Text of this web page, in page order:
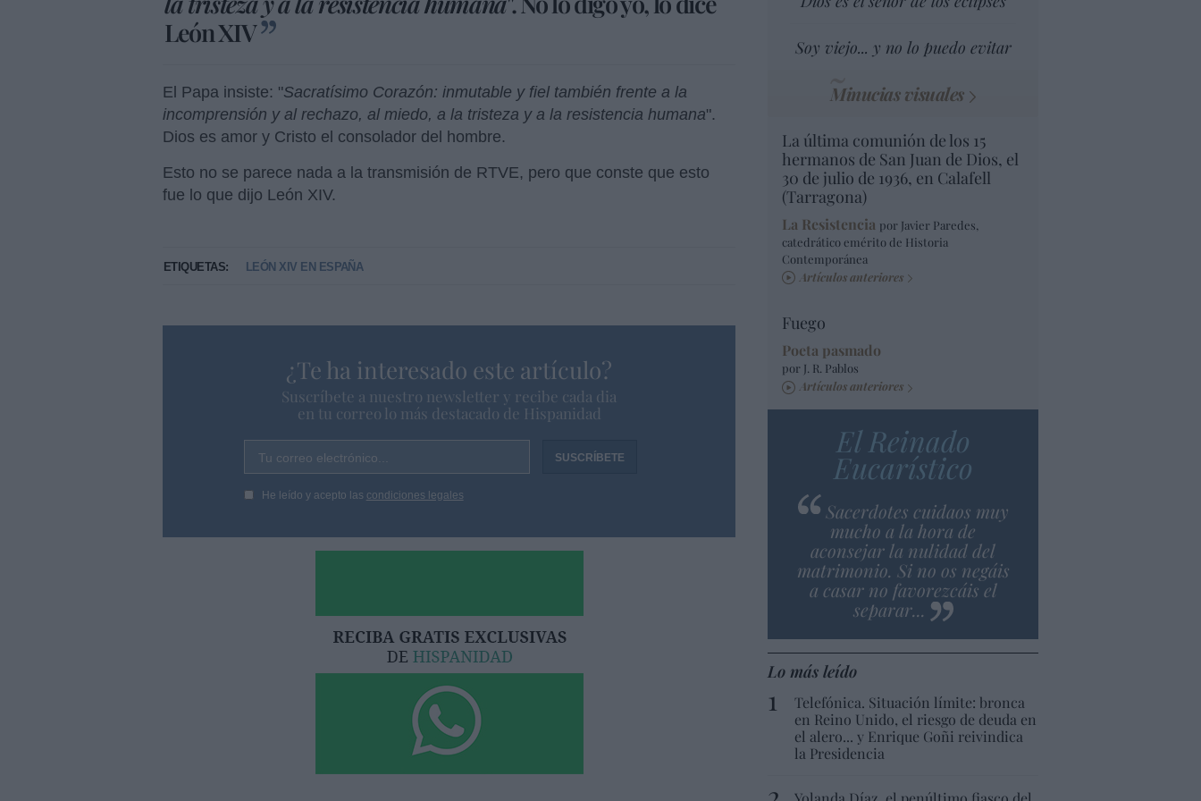
León XIV
El Papa insiste: "Sacratísimo Corazón: inmutable y fiel también frente a la
incomprensión y al rechazo, al miedo, a la tristeza y a la resistencia humana".
Dios es amor y Cristo el consolador del hombre.
Esto no se parece nada a la transmisión de RTVE, pero que conste que esto
fue lo que dijo León XIV.
ETIQUETAS: LEÓN XIV EN ESPAÑA
¿Te ha interesado este artículo?
Suscríbete a nuestro newsletter y recibe cada dia
en tu correo lo más destacado de Hispanidad
Tu correo electrónico...
He leído y acepto las condiciones legales
Soy viejo... y no lo puedo evitar
Minucias visuales
La última comunión de los 15
hermanos de San Juan de Dios, el
30 de julio de 1936, en Calafell
(Tarragona)
La Resistencia por Javier Paredes,
catedrático emérito de Historia
Contemporánea
Artículos anteriores
Fuego
Poeta pasmado
por J. R. Pablos
Artículos anteriores
El Reinado
Eucarístico
Sacerdotes cuidaos muy
mucho a la hora de
aconsejar la nulidad del
matrimonio. Si no os negáis
a casar no favorezcáis el
separar...
Lo más leído
Telefónica. Situación límite: bronca
en Reino Unido, el riesgo de deuda en
el alero... y Enrique Goñi reivindica
la Presidencia